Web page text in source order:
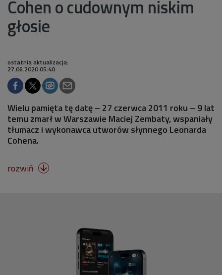
Cohen o cudownym niskim
głosie
ostatnia aktualizacja:
27.06.2020 05:40
Wielu pamięta tę datę – 27 czerwca 2011 roku – 9 lat
temu zmarł w Warszawie Maciej Zembaty, wspaniały
tłumacz i wykonawca utworów słynnego Leonarda
Cohena.
rozwiń 